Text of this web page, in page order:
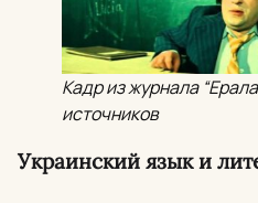
Кадр из журнала
источников
Украинский язык и